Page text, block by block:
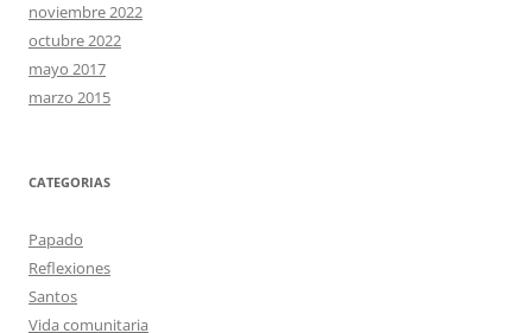
noviembre 2022
octubre 2022
mayo 2017
marzo 2015
CATEGORIAS
Papado
Reflexiones
Santos
Vida comunitaria